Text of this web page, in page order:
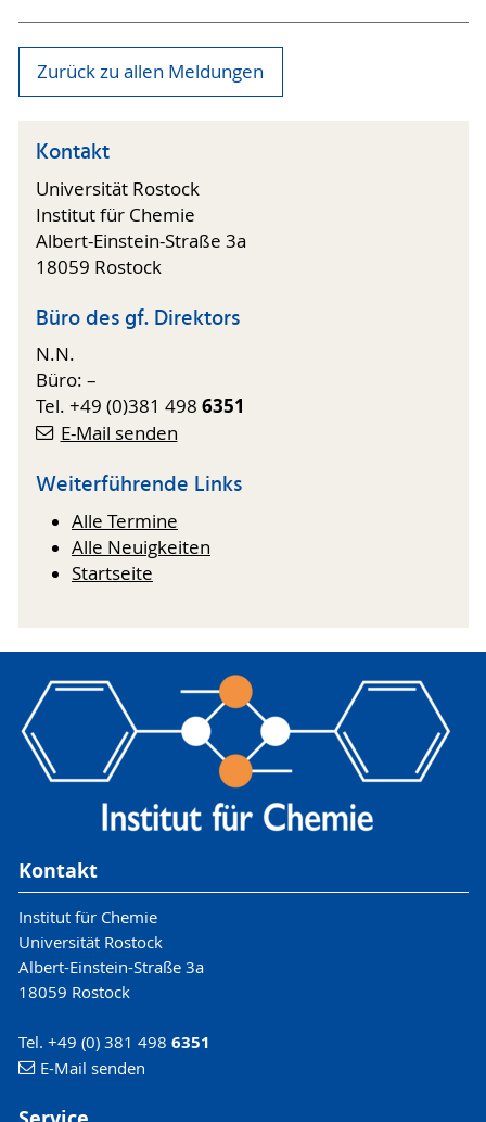
Zurück zu allen Meldungen
Kontakt
Universität Rostock
Institut für Chemie
Albert-Einstein-Straße 3a
18059 Rostock
Büro des gf. Direktors
N.N.
Büro: –
Tel. +49 (0)381 498 6351
E-Mail senden
Weiterführende Links
Alle Termine
Alle Neuigkeiten
Startseite
Kontakt
Institut für Chemie
Universität Rostock
Albert-Einstein-Straße 3a
18059 Rostock
Tel. +49 (0) 381 498 6351
E-Mail senden